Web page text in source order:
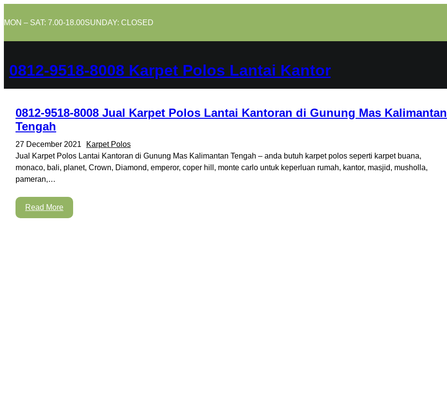
to
MON – SAT: 7.00-18.00SUNDAY: CLOSED
0812-9518-8008 Karpet Polos Lantai Kantor
0812-9518-8008 Jual Karpet Polos Lantai Kantoran di Gunung Mas Kalimantan
Tengah
27 December 2021
Karpet Polos
Jual Karpet Polos Lantai Kantoran di Gunung Mas Kalimantan Tengah – anda butuh karpet polos seperti karpet buana,
monaco, bali, planet, Crown, Diamond, emperor, coper hill, monte carlo untuk keperluan rumah, kantor, masjid, musholla,
pameran,…
Read More